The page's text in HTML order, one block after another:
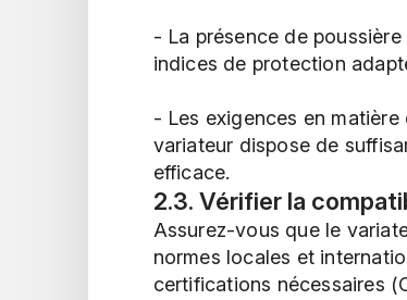
- La présence de
indices de protection
- Les exigences en
variateur dispose de
efficace.
2.3. Vérifier la
Assurez-vous que le
normes locales et
certifications nécessaires